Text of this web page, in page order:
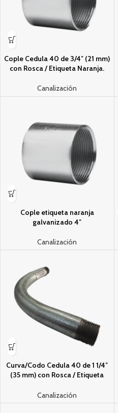
Cople Cedula 40 de 3/4″ (21 mm)
con Rosca / Etiqueta Naranja.
Canalización
Cople etiqueta naranja
galvanizado 4″
Canalización
Curva/Codo Cedula 40 de 1 1/4″
(35 mm) con Rosca / Etiqueta
Canalización